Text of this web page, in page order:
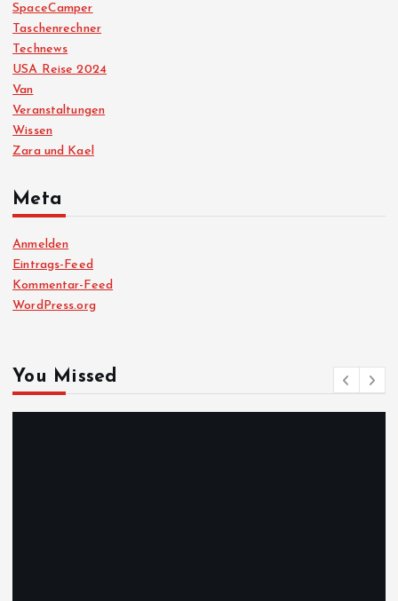
SpaceCamper
Taschenrechner
Technews
USA Reise 2024
Van
Veranstaltungen
Wissen
Zara und Kael
Meta
Anmelden
Eintrags-Feed
Kommentar-Feed
WordPress.org
You Missed